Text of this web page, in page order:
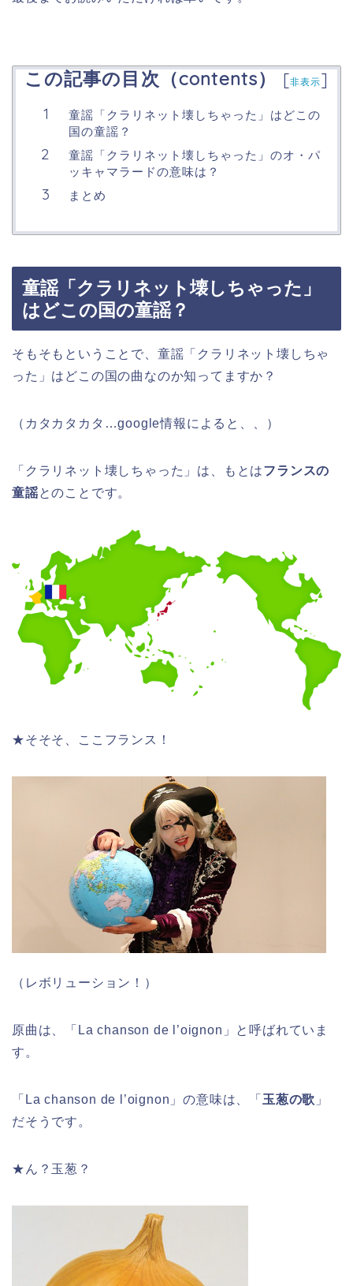
この記事の目次（contents） [非表示]
童謡「クラリネット壊しちゃった」はどこの
国の童謡？
童謡「クラリネット壊しちゃった」のオ・パ
ッキャマラードの意味は？
まとめ
童謡「クラリネット壊しちゃった」
はどこの国の童謡？
そもそもということで、童謡「クラリネット壊しちゃ
った」はどこの国の曲なのか知ってますか？
（カタカタカタ…google情報によると、、）
「クラリネット壊しちゃった」は、もとはフランスの
童謡とのことです。
★そそそ、ここフランス！
（レボリューション！）
原曲は、「La chanson de l’oignon」と呼ばれていま
す。
「La chanson de l’oignon」の意味は、「 玉葱の歌 」
だそうです。
★ん？玉葱？